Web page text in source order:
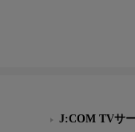
J:COM TVサ